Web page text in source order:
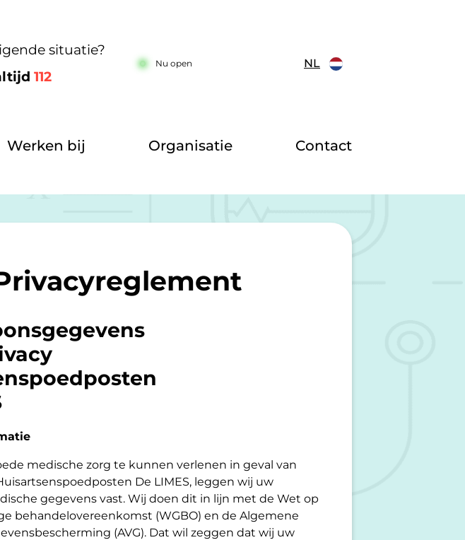
situatie?
112
Nu open NL
Werken bij Organisatie Contact
medische zorg te kunnen verlenen in geval van
De LIMES, leggen wij uw
gegevens vast. Wij doen dit in lijn met de Wet op
behandelovereenkomst (WGBO) en de Algemene
(AVG). Dat wil zeggen dat wij uw